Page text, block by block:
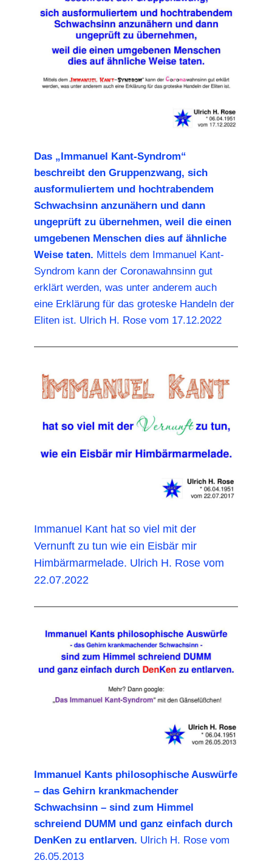
Das „Immanuel Kant-Syndrom“
beschreibt den Gruppenzwang, sich
ausformuliertem und hochtrabendem
Schwachsinn anzunähern und dann
ungeprüft zu übernehmen, weil die einen
umgebenen Menschen dies auf ähnliche
Weise taten. Mittels dem Immanuel Kant-
Syndrom kann der Coronawahnsinn gut
erklärt werden, was unter anderem auch
eine Erklärung für das groteske Handeln der
Eliten ist. Ulrich H. Rose vom 17.12.2022
Immanuel Kant hat so viel mit der
Vernunft zu tun wie ein Eisbär mir
Himbärmarmelade. Ulrich H. Rose vom
22.07.2022
Immanuel Kants philosophische Auswürfe
– das Gehirn krankmachender
Schwachsinn – sind zum Himmel
schreiend DUMM und ganz einfach durch
DenKen zu entlarven. Ulrich H. Rose vom
26.05.2013